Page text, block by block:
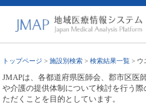
トップページ >施設別検索 >検索結果一覧 > ウ
JMAPは、各都道府県医師会、郡市区医
や介護の提供体制について検討を行う
ただくことを目的としています。